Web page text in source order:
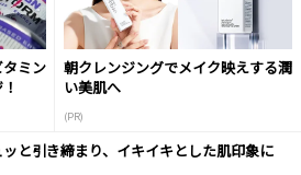
ミン
朝クレンジングでメイク映えする潤
い美肌へ
(PR)
ッと引き締まり、イキイキとした肌印象に